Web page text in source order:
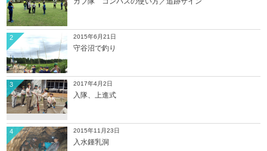
2015年6月21日
守谷沼で釣り
2
2017年4月2日
入隊、上進式
3
2015年11月23日
入水鍾乳洞
4